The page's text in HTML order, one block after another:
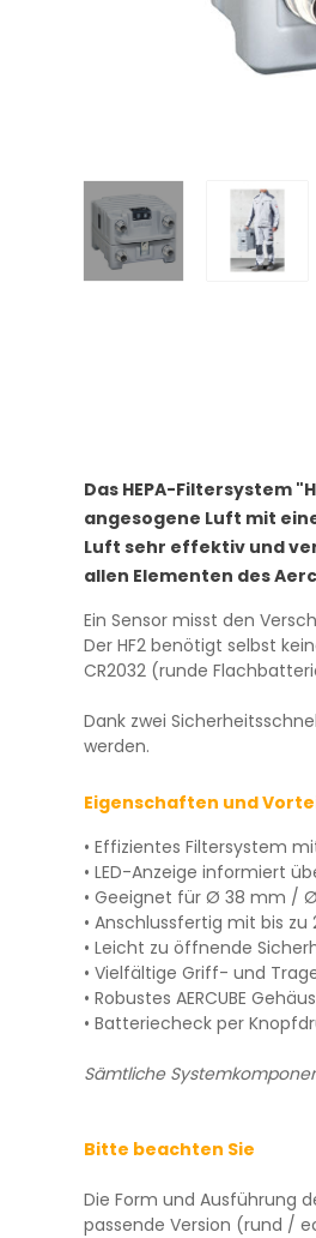
Das HEPA-Filtersystem
angesogene Luft mit
Luft sehr effektiv und
allen Elementen des
Ein Sensor misst den
Der HF2 benötigt selbst
CR2032 (runde
Dank zwei
werden.
Eigenschaften und
• Effizientes Filtersystem
• LED-Anzeige informiert
• Geeignet für Ø 38 mm /
• Anschlussfertig mit bis
• Leicht zu öffnende
• Vielfältige Griff- und
• Robustes AERCUBE
• Batteriecheck per
Sämtliche
Bitte beachten Sie
Die Form und Ausführung
passende Version (rund /